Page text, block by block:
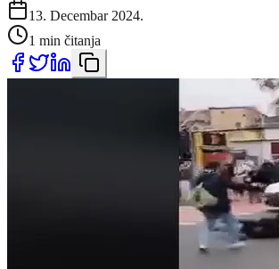
13. Decembar 2024.
1 min čitanja